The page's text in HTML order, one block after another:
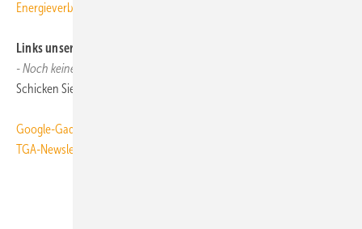
Energieverbrauch bald so wichtig wie Lage
Links unserer Leser zu diesem Artikel
- Noch keine vorhanden -
Schicken Sie uns Ihren Link zum Thema:
Google-Gadget
TGA-Newsletter